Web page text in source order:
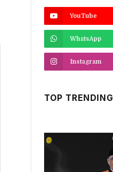
YouTube
WhatsApp
Instagram
TOP TRENDING